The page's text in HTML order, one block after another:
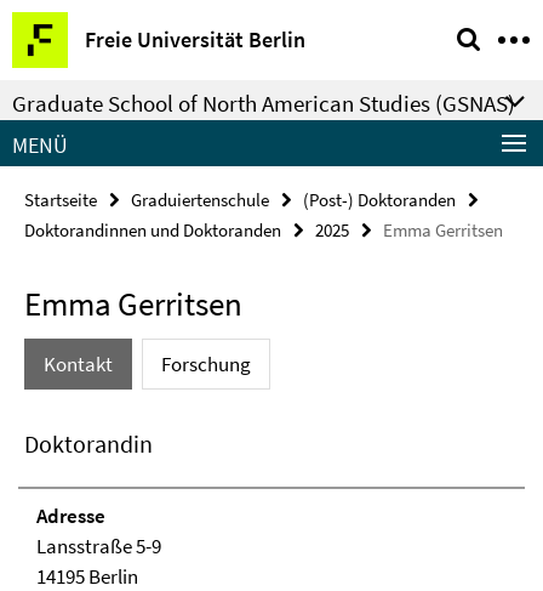
Springe
direkt
zu
Inhalt
Freie Universität Berlin
Service-
Navigation
Graduate School of North American Studies (GSNAS)
MENÜ
Startseite Graduiertenschule
(Post-) Doktoranden
Doktorandinnen und Doktoranden
2025 Emma Gerritsen
Emma Gerritsen
Kontakt Forschung
Doktorandin
Adresse
Lansstraße 5-9
14195 Berlin